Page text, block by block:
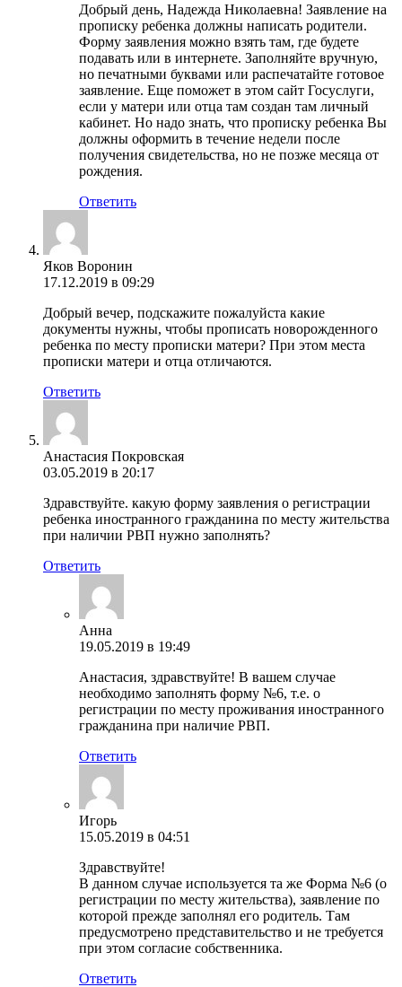
Добрый день, Надежда Николаевна! Заявление на
прописку ребенка должны написать родители.
Форму заявления можно взять там, где будете
подавать или в интернете. Заполняйте вручную,
но печатными буквами или распечатайте готовое
заявление. Еще поможет в этом сайт Госуслуги,
если у матери или отца там создан там личный
кабинет. Но надо знать, что прописку ребенка Вы
должны оформить в течение недели после
получения свидетельства, но не позже месяца от
рождения.
Ответить
Яков Воронин
17.12.2019 в 09:29
Добрый вечер, подскажите пожалуйста какие
документы нужны, чтобы прописать новорожденного
ребенка по месту прописки матери? При этом места
прописки матери и отца отличаются.
Ответить
Анастасия Покровская
03.05.2019 в 20:17
Здравствуйте. какую форму заявления о регистрации
ребенка иностранного гражданина по месту жительства
при наличии РВП нужно заполнять?
Ответить
Анна
19.05.2019 в 19:49
Анастасия, здравствуйте! В вашем случае
необходимо заполнять форму №6, т.е. о
регистрации по месту проживания иностранного
гражданина при наличие РВП.
Ответить
Игорь
15.05.2019 в 04:51
Здравствуйте!
В данном случае используется та же Форма №6 (о
регистрации по месту жительства), заявление по
которой прежде заполнял его родитель. Там
предусмотрено представительство и не требуется
при этом согласие собственника.
Ответить